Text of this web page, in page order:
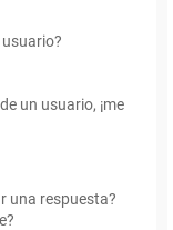
un usuario, ¡me
una respuesta?